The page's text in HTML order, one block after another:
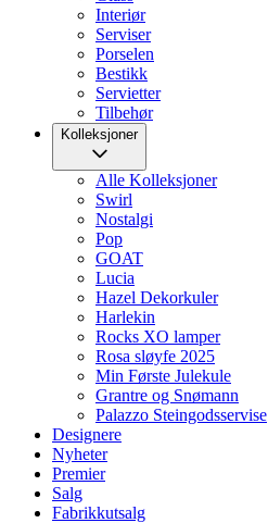
Interiør
Serviser
Porselen
Bestikk
Servietter
Tilbehør
Kolleksjoner
Alle Kolleksjoner
Swirl
Nostalgi
Pop
GOAT
Lucia
Hazel Dekorkuler
Harlekin
Rocks XO lamper
Rosa sløyfe 2025
Min Første Julekule
Grantre og Snømann
Palazzo Steingodsservise
Designere
Nyheter
Premier
Salg
Fabrikkutsalg